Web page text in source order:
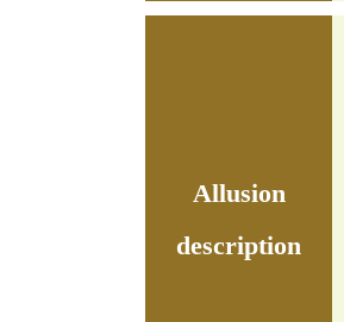
Allusion
description